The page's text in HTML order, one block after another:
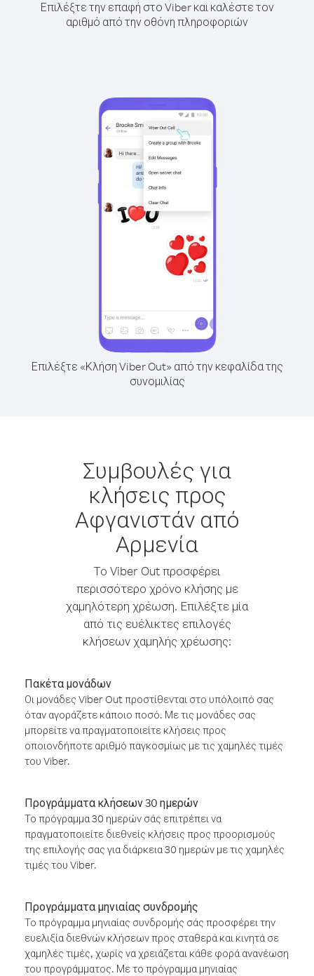
Επιλέξτε την επαφή στο Viber και καλέστε τον
αριθμό από την οθόνη πληροφοριών
Επιλέξτε «Κλήση Viber Out» από την κεφαλίδα της
συνομιλίας
Συμβουλές για
κλήσεις προς
Αφγανιστάν από
Αρμενία
Το Viber Out προσφέρει
περισσότερο χρόνο κλήσης με
χαμηλότερη χρέωση. Επιλέξτε μία
από τις ευέλικτες επιλογές
κλήσεων χαμηλής χρέωσης:
Πακέτα μονάδων
Οι μονάδες Viber Out προστίθενται στο υπόλοιπό σας
όταν αγοράζετε κάποιο ποσό. Με τις μονάδες σας
μπορείτε να πραγματοποιείτε κλήσεις προς
οποιονδήποτε αριθμό παγκοσμίως με τις χαμηλές τιμές
του Viber.
Προγράμματα κλήσεων 30 ημερών
Το πρόγραμμα 30 ημερών σάς επιτρέπει να
πραγματοποιείτε διεθνείς κλήσεις προς προορισμούς
της επιλογής σας για διάρκεια 30 ημερών με τις χαμηλές
τιμές του Viber.
Προγράμματα μηνιαίας συνδρομής
Το πρόγραμμα μηνιαίας συνδρομής σάς προσφέρει την
ευελιξία διεθνών κλήσεων προς σταθερά και κινητά σε
χαμηλές τιμές, χωρίς να χρειάζεται κάθε φορά ανανέωση
του προγράμματος. Με το πρόγραμμα μηνιαίας